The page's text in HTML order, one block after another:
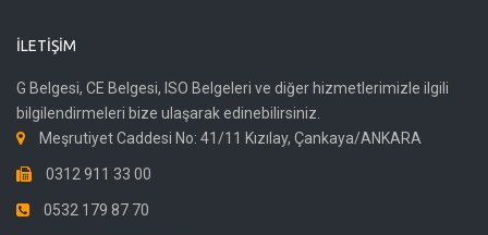
İLETIŞIM
G Belgesi, CE Belgesi, ISO Belgeleri ve diğer hizmetlerimizle ilgili
bilgilendirmeleri bize ulaşarak edinebilirsiniz.
Meşrutiyet Caddesi No: 41/11 Kızılay, Çankaya/ANKARA
0312 911 33 00
0532 179 87 70